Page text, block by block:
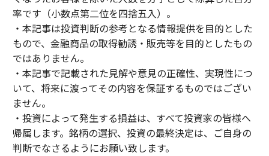
率です（小数点第二位を四捨五入）。
・本記事は投資判断の参考となる情報提供を目的とした
もので、金融商品の取得勧誘・販売等を目的としたもの
ではありません。
・本記事で記載された見解や意見の正確性、実現性につ
いて、将来に渡ってその内容を保証するものではござい
ません。
・投資によって発生する損益は、すべて投資家の皆様へ
帰属します。銘柄の選択、投資の最終決定は、ご自身の
判断でなさるようにお願い致します。